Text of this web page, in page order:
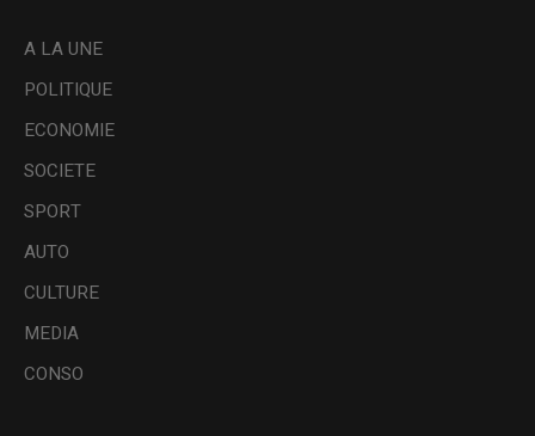
A LA UNE
POLITIQUE
ECONOMIE
SOCIETE
SPORT
AUTO
CULTURE
MEDIA
CONSO